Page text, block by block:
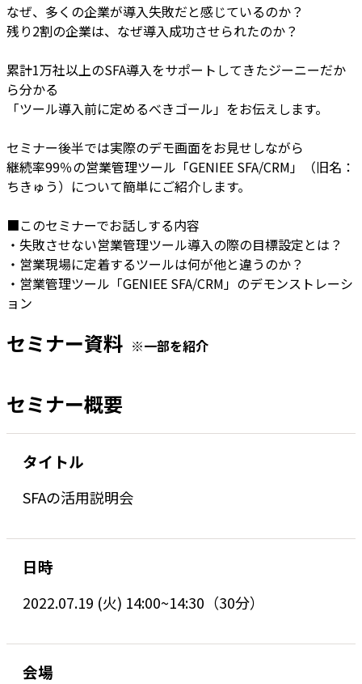
なぜ、多くの企業が導入失敗だと感じているのか？
残り2割の企業は、なぜ導入成功させられたのか？
累計1万社以上のSFA導入をサポートしてきたジーニーだか
ら分かる
「ツール導入前に定めるべきゴール」をお伝えします。
セミナー後半では実際のデモ画面をお見せしながら
継続率99％の営業管理ツール「GENIEE SFA/CRM」（旧名：
ちきゅう）について簡単にご紹介します。
■このセミナーでお話しする内容
・失敗させない営業管理ツール導入の際の目標設定とは？
・営業現場に定着するツールは何が他と違うのか？
・営業管理ツール「GENIEE SFA/CRM」のデモンストレーシ
ョン
セミナー資料 ※一部を紹介
セミナー概要
タイトル
SFAの活用説明会
日時
2022.07.19 (火) 14:00~14:30（30分）
会場